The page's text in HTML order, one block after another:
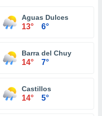
Aguas Dulces
13° 6°
Barra del Chuy
14° 7°
Castillos
14° 5°